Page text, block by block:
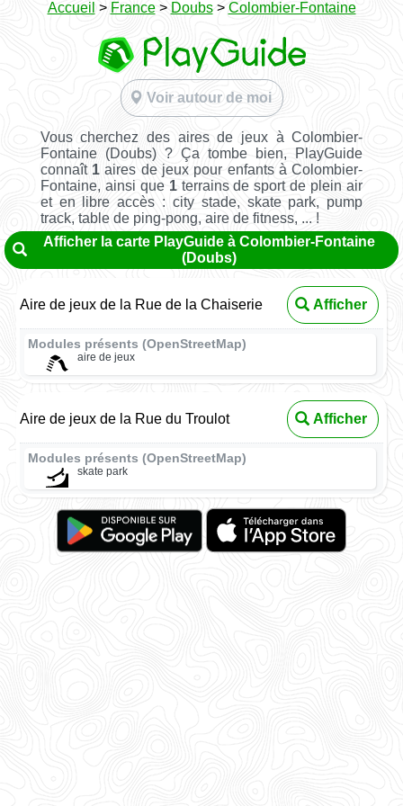
Accueil > France> Doubs> Colombier-Fontaine
Voir autour de moi
Vous cherchez des aires de jeux à Colombier-
Fontaine (Doubs) ? Ça tombe bien, PlayGuide
connaît 1 aires de jeux pour enfants à Colombier-
Fontaine, ainsi que 1terrains de sport de plein air
et en libre accès : city stade, skate park, pump
track, table de ping-pong, aire de fitness, ... !
Afficher la carte PlayGuide à Colombier-Fontaine
(Doubs)
Aire de jeux de la Rue de la Chaiserie Afficher
Modules présents (OpenStreetMap)
aire de jeux
Aire de jeux de la Rue du Troulot Afficher
Modules présents (OpenStreetMap)
skate park